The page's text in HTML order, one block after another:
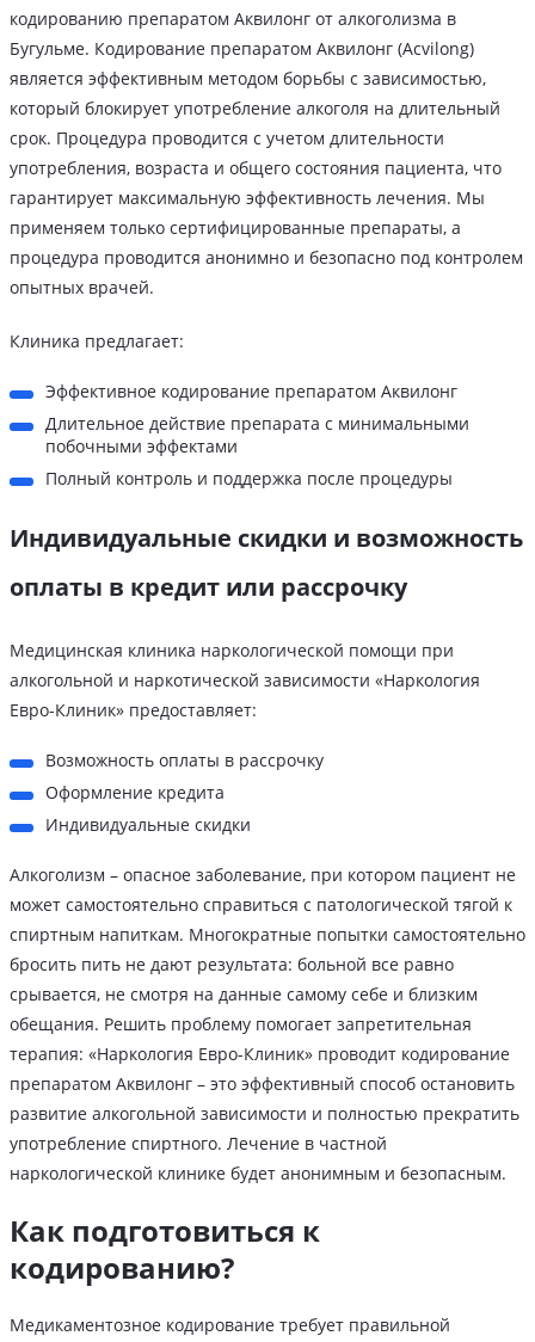
кодированию препаратом Аквилонг от алкоголизма в
Бугульме. Кодирование препаратом Аквилонг (Acvilong)
является эффективным методом борьбы с зависимостью,
который блокирует употребление алкоголя на длительный
срок. Процедура проводится с учетом длительности
употребления, возраста и общего состояния пациента, что
гарантирует максимальную эффективность лечения. Мы
применяем только сертифицированные препараты, а
процедура проводится анонимно и безопасно под контролем
опытных врачей.
Клиника предлагает:
Эффективное кодирование препаратом Аквилонг
Длительное действие препарата с минимальными
побочными эффектами
Полный контроль и поддержка после процедуры
Индивидуальные скидки и возможность
оплаты в кредит или рассрочку
Медицинская клиника наркологической помощи при
алкогольной и наркотической зависимости «Наркология
Евро-Клиник» предоставляет:
Возможность оплаты в рассрочку
Оформление кредита
Индивидуальные скидки
Алкоголизм – опасное заболевание, при котором пациент не
может самостоятельно справиться с патологической тягой к
спиртным напиткам. Многократные попытки самостоятельно
бросить пить не дают результата: больной все равно
срывается, не смотря на данные самому себе и близким
обещания. Решить проблему помогает запретительная
терапия: «Наркология Евро-Клиник» проводит кодирование
препаратом Аквилонг – это эффективный способ остановить
развитие алкогольной зависимости и полностью прекратить
употребление спиртного. Лечение в частной
наркологической клинике будет анонимным и безопасным.
Как подготовиться к
кодированию?
Медикаментозное кодирование требует правильной